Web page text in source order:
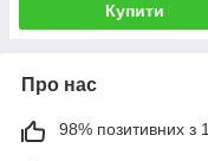
Купити
Про нас
98% позитивних з